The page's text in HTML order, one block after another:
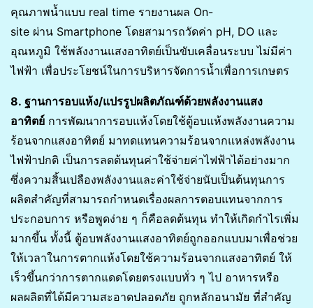
คุณภาพน้ำแบบ real time รายงานผล On-
site ผ่าน Smartphone โดยสามารถวัดค่า pH, DO และ
อุณหภูมิ ใช้พลังงานแสงอาทิตย์เป็นขับเคลื่อนระบบ ไม่มีค่า
ไฟฟ้า เพื่อประโยชน์ในการบริหารจัดการน้ำเพื่อการเกษตร
8. ฐานการอบแห้ง/แปรรูปผลิตภัณฑ์ด้วยพลังงานแสง
อาทิตย์ การพัฒนาการอบแห้งโดยใช้ตู้อบแห้งพลังงานความ
ร้อนจากแสงอาทิตย์ มาทดแทนความร้อนจากแหล่งพลังงาน
ไฟฟ้าปกติ เป็นการลดต้นทุนค่าใช้จ่ายค่าไฟฟ้าได้อย่างมาก
ซึ่งความสิ้นเปลืองพลังงานและค่าใช้จ่ายนับเป็นต้นทุนการ
ผลิตสำคัญที่สามารถกำหนดเรื่องผลการตอบแทนจากการ
ประกอบการ หรือพูดง่าย ๆ ก็คือลดต้นทุน ทำให้เกิดกำไรเพิ่ม
มากขึ้น ทั้งนี้ ตู้อบพลังงานแสงอาทิตย์ถูกออกแบบมาเพื่อช่วย
ให้เวลาในการตากแห้งโดยใช้ความร้อนจากแสงอาทิตย์ ให้
เร็วขึ้นกว่าการตากแดดโดยตรงแบบทั่ว ๆ ไป อาหารหรือ
ผลผลิตที่ได้มีความสะอาดปลอดภัย ถูกหลักอนามัย ที่สำคัญ